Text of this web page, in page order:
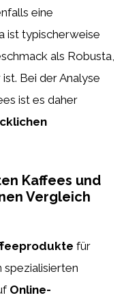
eine
ist typischerweise
als Robusta,
Bei der Analyse
ist es daher
Kaffees und
Vergleich
für
spezialisierten
Online-